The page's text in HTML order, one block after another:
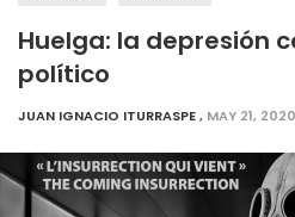
Huelga: la depresión
político
JUAN IGNACIO ITURRASPE, MAY 21, 2020